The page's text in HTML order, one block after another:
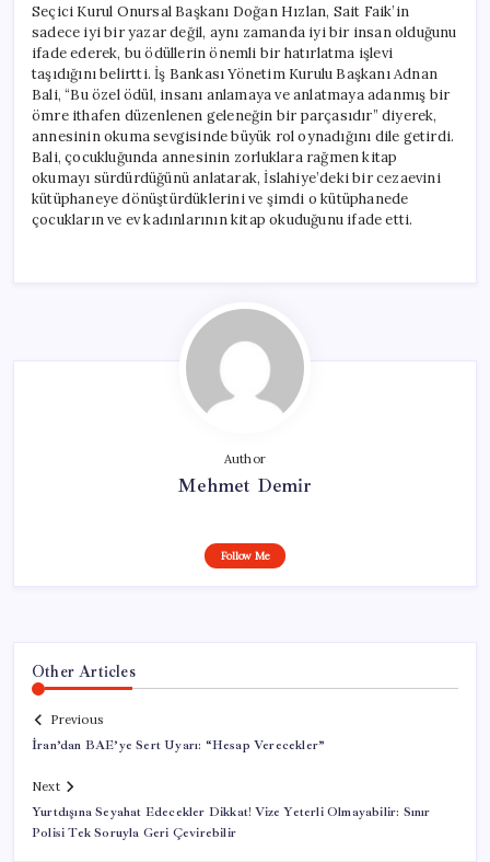
Seçici Kurul Onursal Başkanı Doğan Hızlan, Sait Faik’in
sadece iyi bir yazar değil, aynı zamanda iyi bir insan olduğunu
ifade ederek, bu ödüllerin önemli bir hatırlatma işlevi
taşıdığını belirtti. İş Bankası Yönetim Kurulu Başkanı Adnan
Bali, “Bu özel ödül, insanı anlamaya ve anlatmaya adanmış bir
ömre ithafen düzenlenen geleneğin bir parçasıdır” diyerek,
annesinin okuma sevgisinde büyük rol oynadığını dile getirdi.
Bali, çocukluğunda annesinin zorluklara rağmen kitap
okumayı sürdürdüğünü anlatarak, İslahiye’deki bir cezaevini
kütüphaneye dönüştürdüklerini ve şimdi o kütüphanede
çocukların ve ev kadınlarının kitap okuduğunu ifade etti.
Author
Mehmet Demir
Follow Me
Other Articles
Previous
İran’dan BAE’ye Sert Uyarı: “Hesap Verecekler”
Next
Yurtdışına Seyahat Edecekler Dikkat! Vize Yeterli Olmayabilir: Sınır
Polisi Tek Soruyla Geri Çevirebilir